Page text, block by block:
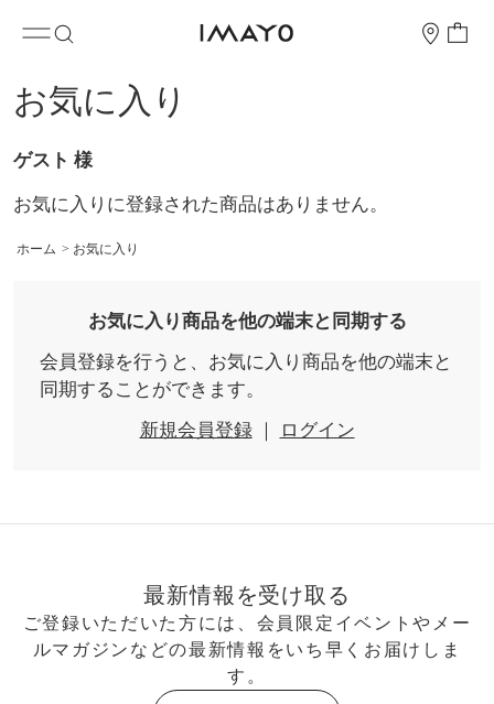
お気に入り
ゲスト 様
お気に入りに登録された商品はありません。
ホーム > お気に入り
お気に入り商品を他の端末と同期する
会員登録を行うと、お気に入り商品を他の端末と
同期することができます。
新規会員登録｜ ログイン
最新情報を受け取る
ご登録いただいた方には、会員限定イベントやメー
ルマガジンなどの最新情報をいち早くお届けしま
す。